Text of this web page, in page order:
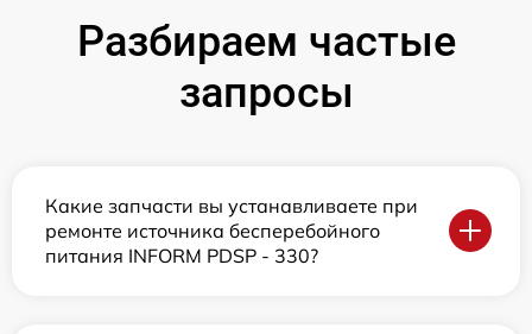
Разбираем частые
запросы
Какие запчасти вы устанавливаете при
ремонте источника бесперебойного
питания INFORM PDSP - 330?